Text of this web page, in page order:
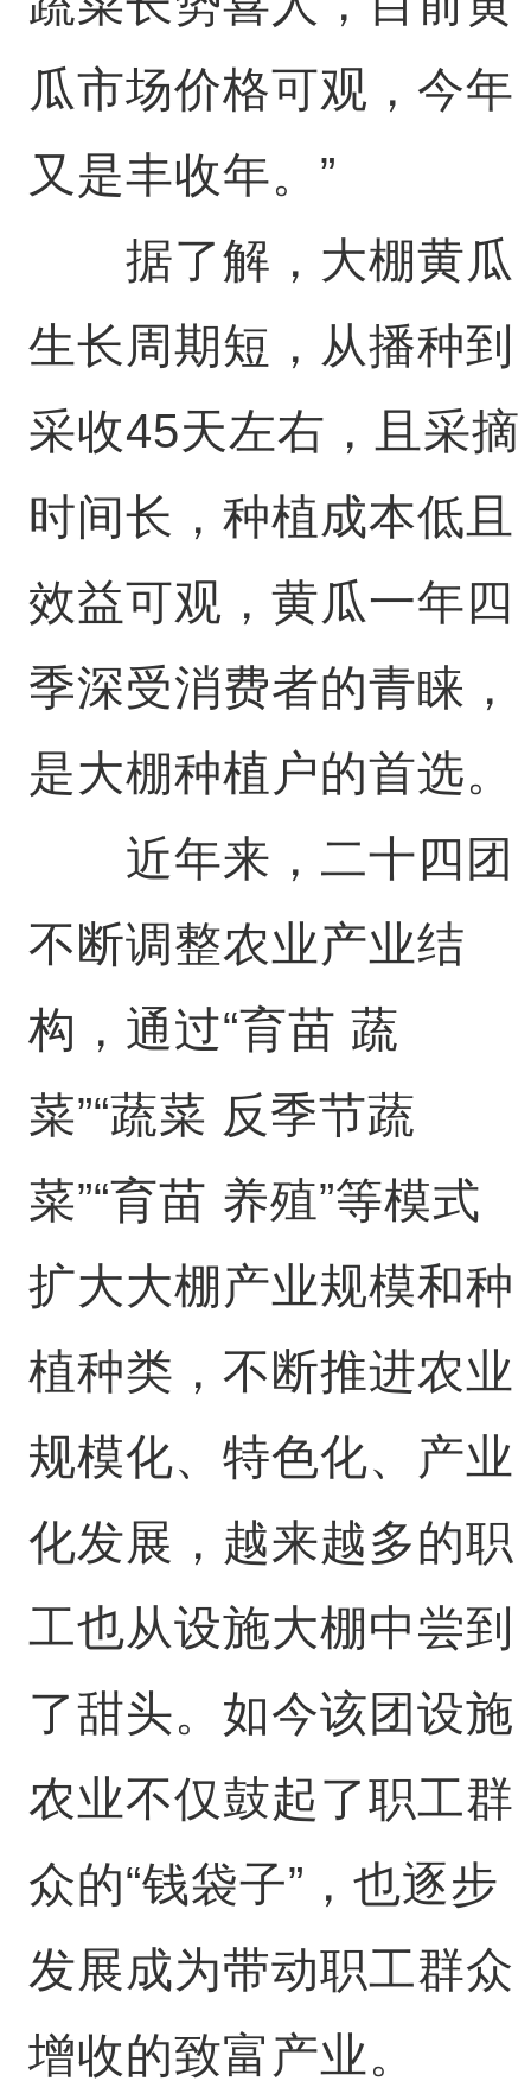
瓜市场价格可观，今年
又是丰收年。”
据了解，大棚黄瓜
生长周期短，从播种到
采收45天左右，且采摘
时间长，种植成本低且
效益可观，黄瓜一年四
季深受消费者的青睐，
是大棚种植户的首选。
近年来，二十四团
不断调整农业产业结
构，通过“育苗 蔬
菜”“蔬菜 反季节蔬
菜”“育苗 养殖”等模式
扩大大棚产业规模和种
植种类，不断推进农业
规模化、特色化、产业
化发展，越来越多的职
工也从设施大棚中尝到
了甜头。如今该团设施
农业不仅鼓起了职工群
众的“钱袋子”，也逐步
发展成为带动职工群众
增收的致富产业。